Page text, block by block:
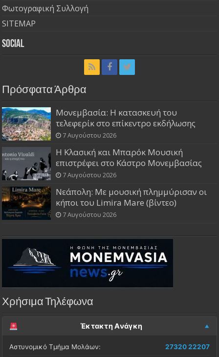
Φωτογραφική Συλλογή
SITEMAP
Social
Πρόσφατα Άρθρα
Μονεμβασία: Η κατασκευή του
τελεφερίκ στο επίκεντρο εκδήλωσης
7 Αυγούστου 2026
Η Κλασική και Μπαρόκ Μουσική
επιστρέφει στο Κάστρο Μονεμβασίας
7 Αυγούστου 2026
Νεάπολη: Με μουσική πλημμύρισαν οι
κήποι του Limira Mare (βίντεο)
7 Αυγούστου 2026
Χρήσιμα Τηλέφωνα
Έκτακτη Ανάγκη
Αστυνομικό Τμήμα Μολάων: 27320 22207